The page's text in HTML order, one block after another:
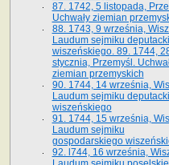
87. 1742, 5 listopada,
Uchwały ziemian
88. 1743, 9 września,
Laudum sejmiku
wiszeńskiego. 89. 1744,
stycznia, Przemyśl.
ziemian przemyskich
90. 1744, 14 września,
Laudum sejmiku
wiszeńskiego
91. 1744, 15 września,
Laudum sejmiku
gospodarskiego
92. l744, 16 września,